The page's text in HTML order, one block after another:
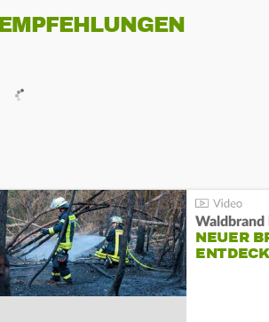
Waldbrand
NEUER